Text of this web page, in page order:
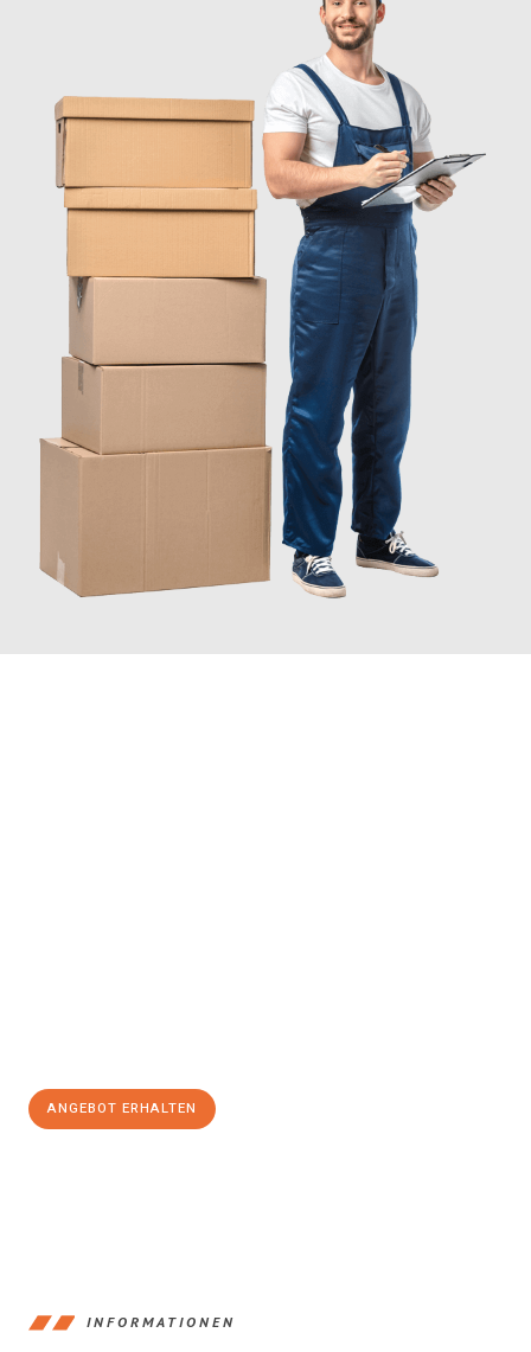
ANGEBOT ERHALTEN
INFORMATIONEN